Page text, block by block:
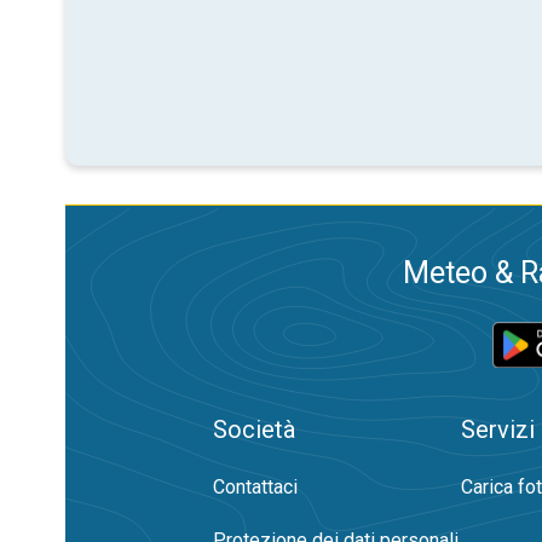
Meteo &
Società
Contattaci
Servizi
Carica